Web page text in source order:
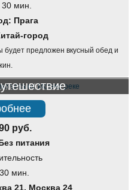
30 мин.
Прага
город
будет предложен вкусный обед и
по Москве
руб.
питания
мин.
21, Москва 24